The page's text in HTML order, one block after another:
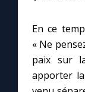
Prier au
Avec
En ce
« Ne
paix sur
apporter